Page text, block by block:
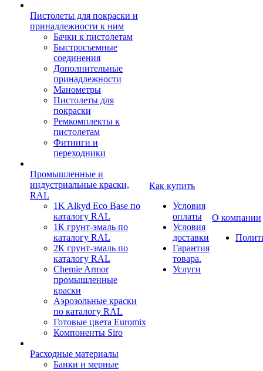
Пистолеты для покраски и
принадлежности к ним
Бачки к пистолетам
Быстросъемные
соединения
Дополнительные
принадлежности
Манометры
Пистолеты для
покраски
Ремкомплекты к
пистолетам
Фитинги и
переходники
Промышленные и
индустриальные краски,
RAL
1K Alkyd Eco Base по
каталогу RAL
1К грунт-эмаль по
каталогу RAL
2К грунт-эмаль по
каталогу RAL
Chemie Armor
промышленные
краски
Аэрозольные краски
по каталогу RAL
Готовые цвета Euromix
Компоненты Siro
Расходные материалы
Банки и мерные
Как купить
Условия
оплаты
Условия
доставки
Гарантия
товара.
Услуги
О компании